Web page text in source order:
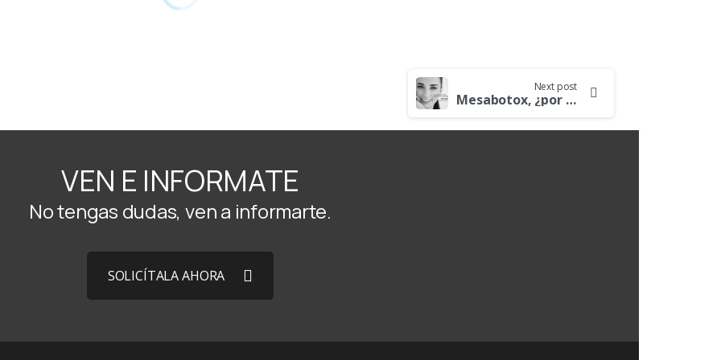
Next post
Mesabotox, ¿por sólo 150€?
VEN E INFORMATE
No tengas dudas, ven a informarte.
SOLICÍTALA AHORA